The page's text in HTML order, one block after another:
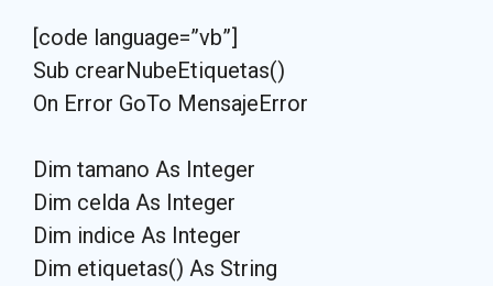
[code language=”vb”]
Sub crearNubeEtiquetas()
On Error GoTo MensajeError
Dim tamano As Integer
Dim celda As Integer
Dim indice As Integer
Dim etiquetas() As String